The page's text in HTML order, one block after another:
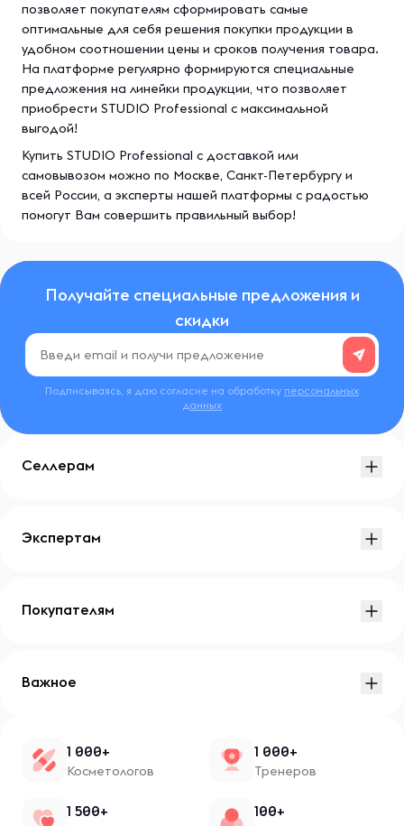
позволяет покупателям сформировать самые
оптимальные для себя решения покупки продукции в
удобном соотношении цены и сроков получения товара.
На платформе регулярно формируются специальные
предложения на линейки продукции, что позволяет
приобрести STUDIO Professional с максимальной
выгодой!
Купить STUDIO Professional с доставкой или
самовывозом можно по Москве, Санкт-Петербургу и
всей России, а эксперты нашей платформы с радостью
помогут Вам совершить правильный выбор!
Получайте специальные предложения и
скидки
Подписываясь, я даю согласие на обработку персональных
данных
Селлерам
Экспертам
Покупателям
Важное
1 000+
Косметологов
1 000+
Тренеров
1 500+ 100+